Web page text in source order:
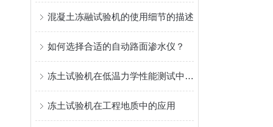
混凝土冻融试验机的使用细节的描述
如何选择合适的自动路面渗水仪？
冻土试验机在低温力学性能测试中的应用
冻土试验机在工程地质中的应用